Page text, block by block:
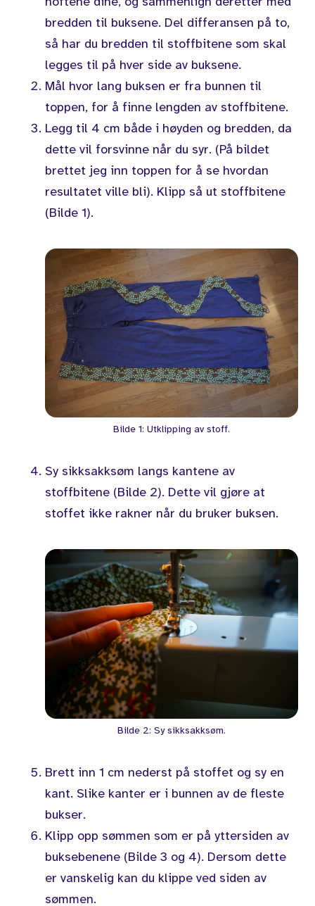
bredden til buksene. Del differansen på to,
så har du bredden til stoffbitene som skal
legges til på hver side av buksene.
Mål hvor lang buksen er fra bunnen til
toppen, for å finne lengden av stoffbitene.
Legg til 4 cm både i høyden og bredden, da
dette vil forsvinne når du syr. (På bildet
brettet jeg inn toppen for å se hvordan
resultatet ville bli). Klipp så ut stoffbitene
(Bilde 1).
Bilde 1: Utklipping av stoff.
Sy sikksakksøm langs kantene av
stoffbitene (Bilde 2). Dette vil gjøre at
stoffet ikke rakner når du bruker buksen.
Bilde 2: Sy sikksakksøm.
Brett inn 1 cm nederst på stoffet og sy en
kant. Slike kanter er i bunnen av de fleste
bukser.
Klipp opp sømmen som er på yttersiden av
buksebenene (Bilde 3 og 4). Dersom dette
er vanskelig kan du klippe ved siden av
sømmen.